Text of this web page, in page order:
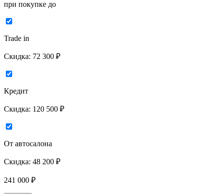
при покупке до
Trade in
Скидка: 72 300 ₽
Кредит
Скидка: 120 500 ₽
От автосалона
Скидка: 48 200 ₽
241 000 ₽